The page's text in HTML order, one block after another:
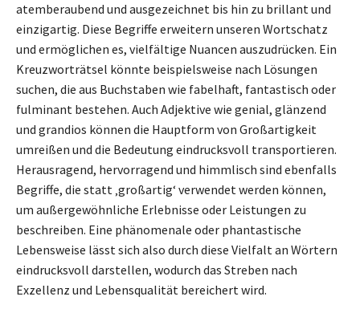
atemberaubend und ausgezeichnet bis hin zu brillant und
einzigartig. Diese Begriffe erweitern unseren Wortschatz
und ermöglichen es, vielfältige Nuancen auszudrücken. Ein
Kreuzworträtsel könnte beispielsweise nach Lösungen
suchen, die aus Buchstaben wie fabelhaft, fantastisch oder
fulminant bestehen. Auch Adjektive wie genial, glänzend
und grandios können die Hauptform von Großartigkeit
umreißen und die Bedeutung eindrucksvoll transportieren.
Herausragend, hervorragend und himmlisch sind ebenfalls
Begriffe, die statt ‚großartig‘ verwendet werden können,
um außergewöhnliche Erlebnisse oder Leistungen zu
beschreiben. Eine phänomenale oder phantastische
Lebensweise lässt sich also durch diese Vielfalt an Wörtern
eindrucksvoll darstellen, wodurch das Streben nach
Exzellenz und Lebensqualität bereichert wird.